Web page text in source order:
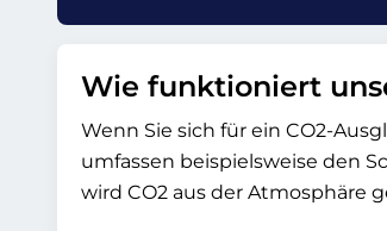
Wie funktioniert
Wenn Sie sich für ein CO2-
umfassen beispielsweise den
wird CO2 aus der Atmosphäre